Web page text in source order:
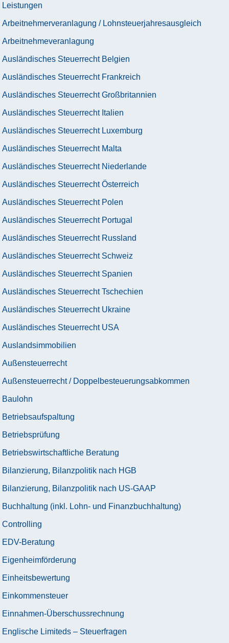
Leistungen
Arbeitnehmerveranlagung / Lohnsteuerjahresausgleich
Arbeitnehmeveranlagung
Ausländisches Steuerrecht Belgien
Ausländisches Steuerrecht Frankreich
Ausländisches Steuerrecht Großbritannien
Ausländisches Steuerrecht Italien
Ausländisches Steuerrecht Luxemburg
Ausländisches Steuerrecht Malta
Ausländisches Steuerrecht Niederlande
Ausländisches Steuerrecht Österreich
Ausländisches Steuerrecht Polen
Ausländisches Steuerrecht Portugal
Ausländisches Steuerrecht Russland
Ausländisches Steuerrecht Schweiz
Ausländisches Steuerrecht Spanien
Ausländisches Steuerrecht Tschechien
Ausländisches Steuerrecht Ukraine
Ausländisches Steuerrecht USA
Auslandsimmobilien
Außensteuerrecht
Außensteuerrecht / Doppelbesteuerungsabkommen
Baulohn
Betriebsaufspaltung
Betriebsprüfung
Betriebswirtschaftliche Beratung
Bilanzierung, Bilanzpolitik nach HGB
Bilanzierung, Bilanzpolitik nach US-GAAP
Buchhaltung (inkl. Lohn- und Finanzbuchhaltung)
Controlling
EDV-Beratung
Eigenheimförderung
Einheitsbewertung
Einkommensteuer
Einnahmen-Überschussrechnung
Englische Limiteds – Steuerfragen